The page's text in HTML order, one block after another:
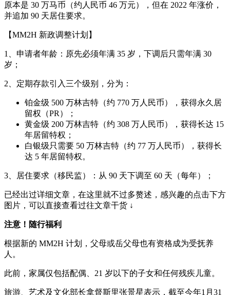
原本是 30 万马币（约人民币 46 万元），但在 2022 年涨价，
并追加 90 天居住要求。
【MM2H 新政调整计划】
1、申请者年龄：原先必须年满 35 岁，下调后只需年满 30
岁；
2、定期存款引入三个级别，分为：
铂金级 500 万林吉特（约 770 万人民币），获得永久居
留权（PR）；
黄金级 200 万林吉特（约 308 万人民币），获得长达 15
年居留特权；
白银级只需要 50 万林吉特（约 77 万人民币），获得长
达 5 年居留特权。
3、居住要求（移民监）：从 90 天下调至 60 天（每年）；
已经出过详细文章，在这里就不过多赘述，感兴趣的点击下方
图片，可以直接查看过往文章干货 ↓
注意！随行福利
根据新的 MM2H 计划，父母或岳父母也有资格成为受抚养
人。
此前，家属仅包括配偶、21 岁以下的子女和任何残疾儿童。
旅游、艺术及文化部长拿督斯里张景星表示，截至今年1月31